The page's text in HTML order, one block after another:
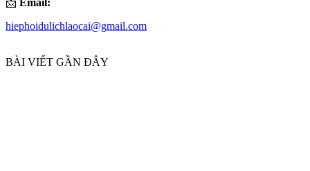
📩 Email:
hiephoidulichlaocai@gmail.com
BÀI VIẾT GẦN ĐÂY